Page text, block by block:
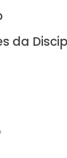
da